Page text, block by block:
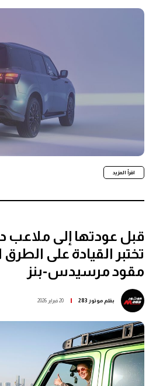
اقرأ المزيد
قبل عودتها إلى ملاعب
تختبر القيادة على
مقود مرسيدس-بنز
بقلمموتور 283 20 فبراير 2026